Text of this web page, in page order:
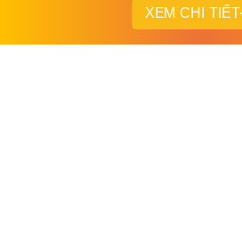
XEM CHI TIẾT